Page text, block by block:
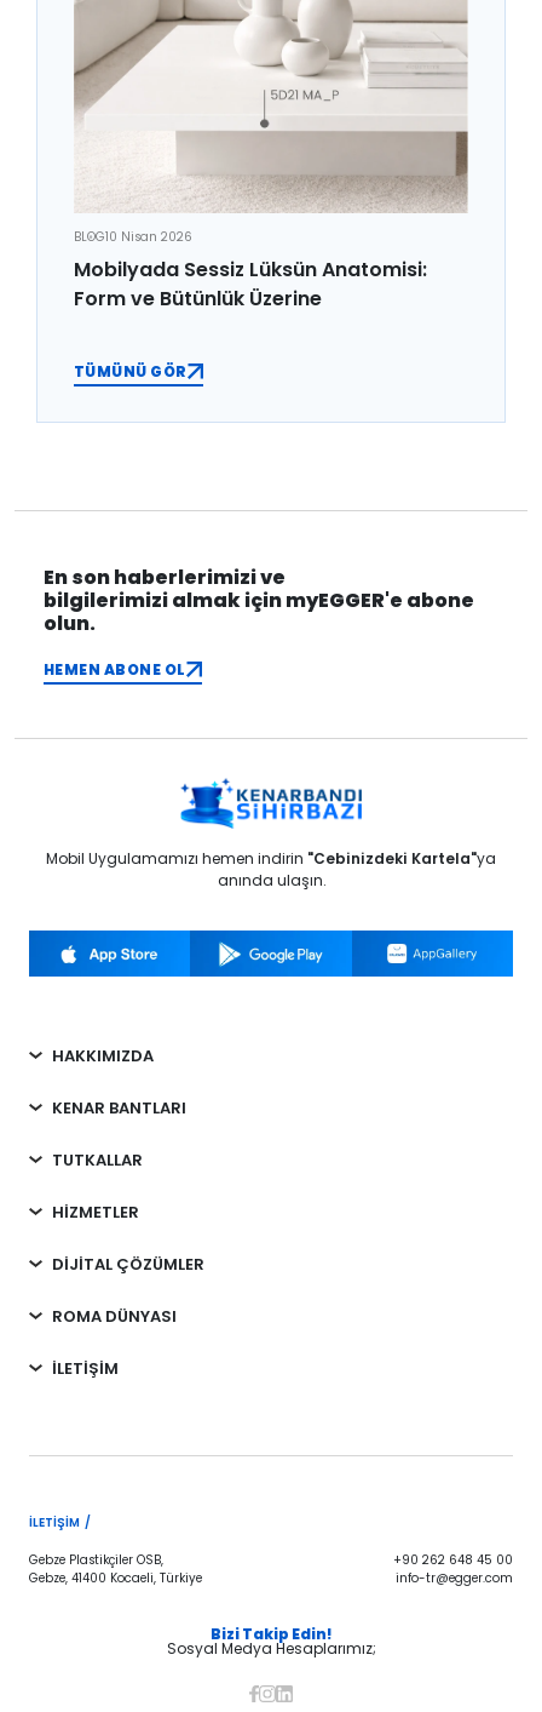
BLOG10 Nisan 2026
Mobilyada Sessiz Lüksün Anatomisi:
Form ve Bütünlük Üzerine
TÜMÜNÜ GÖR
En son haberlerimizi ve
bilgilerimizi almak için myEGGER'e abone
olun.
HEMEN ABONE OL
Mobil Uygulamamızı hemen indirin "Cebinizdeki Kartela"ya
anında ulaşın.
HAKKIMIZDA
KENAR BANTLARI
TUTKALLAR
HİZMETLER
DİJİTAL ÇÖZÜMLER
ROMA DÜNYASI
İLETİŞİM
İLETIŞIM /
Gebze Plastikçiler OSB,
Gebze, 41400 Kocaeli, Türkiye
+90 262 648 45 00
info-tr@egger.com
Bizi Takip Edin!
Sosyal Medya Hesaplarımız;